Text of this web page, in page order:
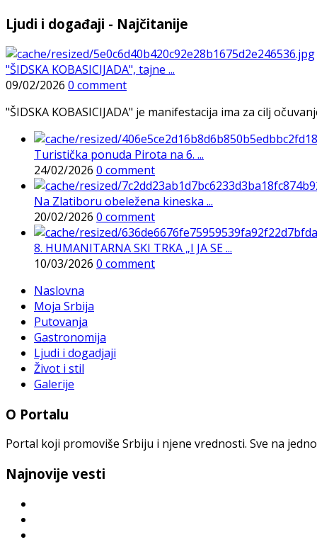
Ljudi i događaji - Najčitanije
"ŠIDSKA KOBASICIJADA", tajne ...
09/02/2026 0 comment
"ŠIDSKA KOBASICIJADA" je manifestacija ima za cilj
Turistička ponuda Pirota na 6. ...
24/02/2026 0 comment
Na Zlatiboru obeležena kineska ...
20/02/2026 0 comment
8. HUMANITARNA SKI TRKA „I JA SE ...
10/03/2026 0 comment
Naslovna
Moja Srbija
Putovanja
Gastronomija
Ljudi i dogadjaji
Život i stil
Galerije
O Portalu
Portal koji promoviše Srbiju i njene vrednosti. Sve na
Najnovije vesti